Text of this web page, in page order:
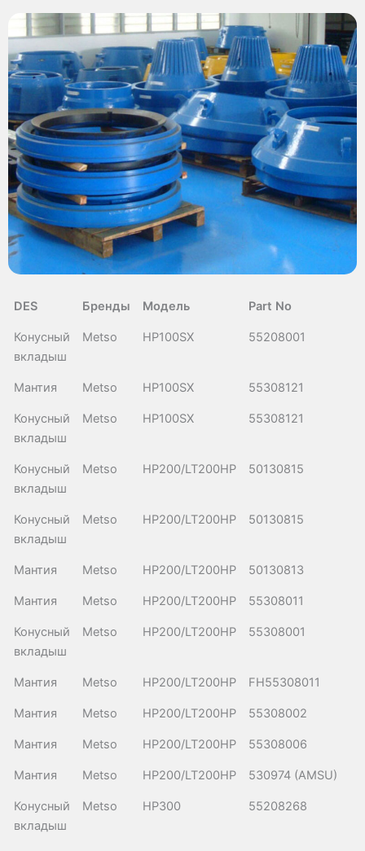
DES Бренды Модель Part No
Конусный
вкладыш
Metso HP100SX 55208001
Мантия Metso HP100SX 55308121
Конусный
вкладыш
Metso HP100SX 55308121
Конусный
вкладыш
Metso HP200/LT200HP 50130815
Конусный
вкладыш
Metso HP200/LT200HP 50130815
Мантия Metso HP200/LT200HP 50130813
Мантия Metso HP200/LT200HP 55308011
Конусный
вкладыш
Metso HP200/LT200HP 55308001
Мантия Metso HP200/LT200HP FH55308011
Мантия Metso HP200/LT200HP 55308002
Мантия Metso HP200/LT200HP 55308006
Мантия Metso HP200/LT200HP 530974 (AMSU)
Конусный
вкладыш
Metso HP300 55208268